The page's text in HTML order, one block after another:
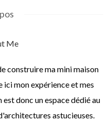
construire ma mini maison
ici mon expérience et mes
donc un espace dédié au
astucieuses.